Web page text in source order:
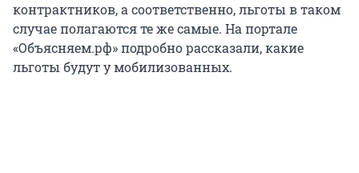
контрактников, а соответственно, льготы в таком
случае полагаются те же самые. На портале
«Объясняем.рф» подробно рассказали, какие
льготы будут у мобилизованных.